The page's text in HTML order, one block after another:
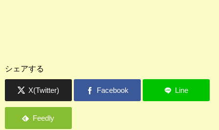
シェアする